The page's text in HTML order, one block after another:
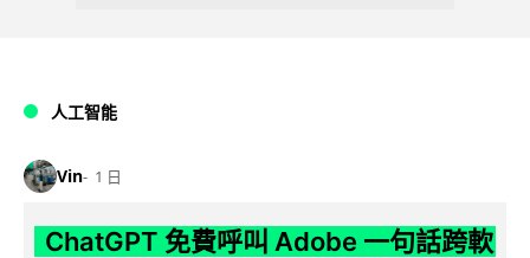
人工智能
Vin 1 日
ChatGPT 免費呼叫 Adobe 一句話跨軟